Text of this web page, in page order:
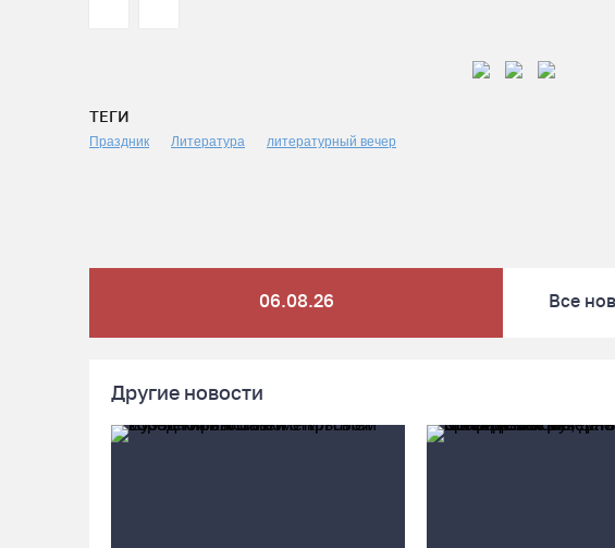
ТЕГИ
Праздник Литература литературный вечер
06.08.26 Все
Другие новости